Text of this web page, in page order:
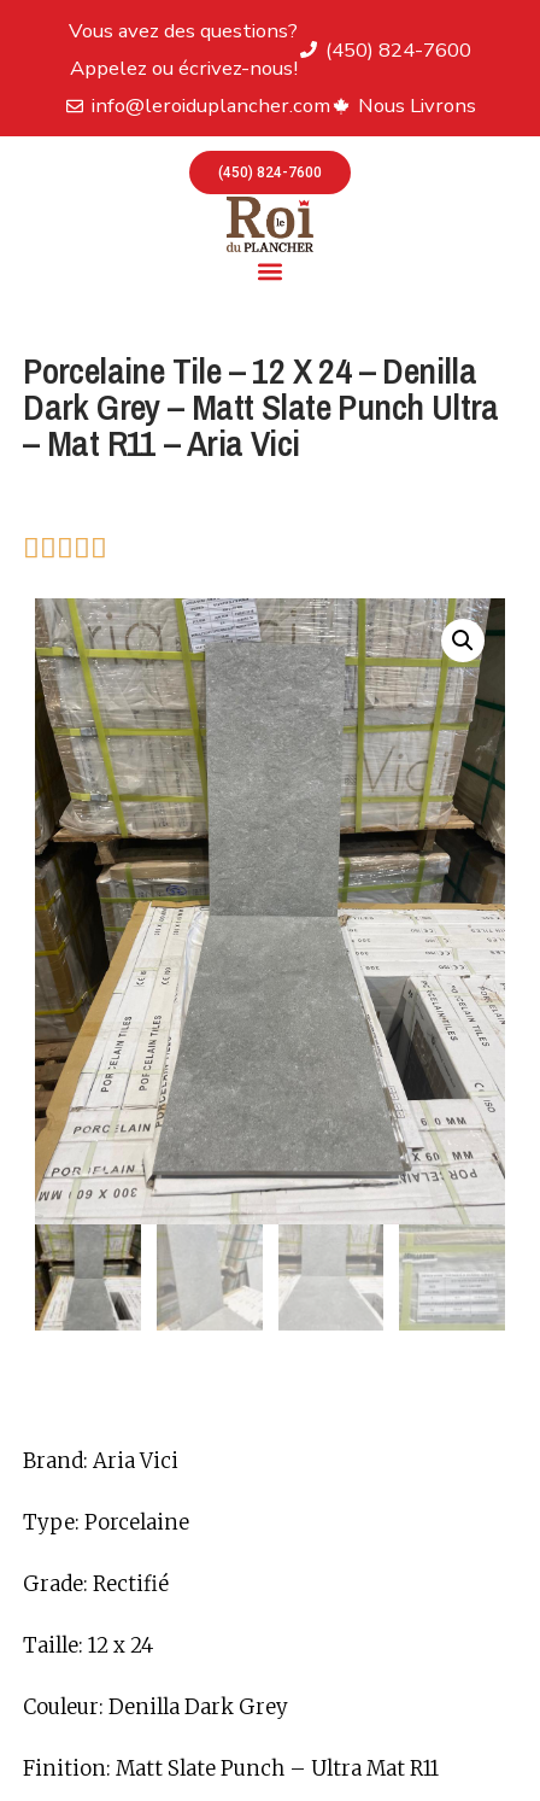
Vous avez des questions?
Appelez ou écrivez-nous!
(450) 824-7600
info@leroiduplancher.com Nous Livrons
(450) 824-7600
Porcelaine Tile – 12 X 24 – Denilla
Dark Grey – Matt Slate Punch Ultra
– Mat R11 – Aria Vici

Brand: Aria Vici
Type: Porcelaine
Grade: Rectifié
Taille: 12 x 24
Couleur: Denilla Dark Grey
Finition: Matt Slate Punch – Ultra Mat R11